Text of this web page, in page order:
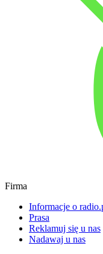
Firma
Informacje o
Prasa
Reklamuj się u nas
Nadawaj u nas